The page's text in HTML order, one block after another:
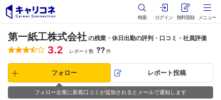
検索 ログイン 無料登録 メニュー
第一紙工株式会社 の残業・休日出勤の評判・口コミ・社員評価
3.2 レポート数 ??件
フォロー レポート投稿
フォロー企業に新着口コミが追加されるとメールで通知します